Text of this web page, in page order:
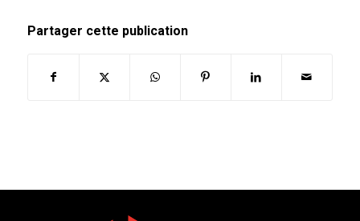
Partager cette publication